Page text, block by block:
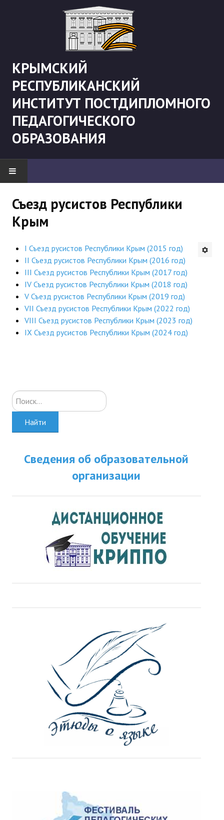
КРЫМСКИЙ
РЕСПУБЛИКАНСКИЙ
ИНСТИТУТ ПОСТДИПЛОМНОГО
ПЕДАГОГИЧЕСКОГО
ОБРАЗОВАНИЯ
"Боевая" русистика
АНОНСЫ
ИНСТИТУТ
Противодействие коррупции
В ПОМОЩЬ УЧИТЕЛЮ
Советуем прочитать
ДПО
Профессиональная переподготовка
КОНТАКТЫ
Съезд русистов Республики
Крым
I Съезд русистов Республики Крым (2015 год)
II Съезд русистов Республики Крым (2016 год)
III Съезд русистов Республики Крым (2017 год)
IV Съезд русистов Республики Крым (2018 год)
V Съезд русистов Республики Крым (2019 год)
VII Съезд русистов Республики Крым (2022 год)
VIII Съезд русистов Республики Крым (2023 год)
IX Съезд русистов Республики Крым (2024 год)
Искать...
Найти
Сведения об образовательной
организации